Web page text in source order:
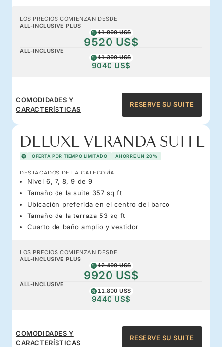
LOS PRECIOS COMIENZAN DESDE
ALL-INCLUSIVE PLUS
11.900 US$
9520 US$
ALL-INCLUSIVE
11.300 US$
9040 US$
COMODIDADES Y
CARACTERÍSTICAS
RESERVE SU SUITE
DELUXE VERANDA SUITE
OFERTA POR TIEMPO LIMITADO AHORRE UN 20%
DESTACADOS DE LA CATEGORÍA
Nivel 6, 7, 8, 9 de 9
Tamaño de la suite 357 sq ft
Ubicación preferida en el centro del barco
Tamaño de la terraza 53 sq ft
Cuarto de baño amplio y vestidor
LOS PRECIOS COMIENZAN DESDE
ALL-INCLUSIVE PLUS
12.400 US$
9920 US$
ALL-INCLUSIVE
11.800 US$
9440 US$
COMODIDADES Y
CARACTERÍSTICAS
RESERVE SU SUITE